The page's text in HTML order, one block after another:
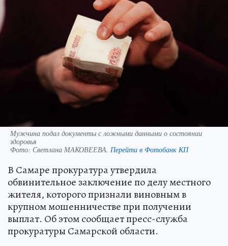
Мужчина подал документы с ложными данными о состоянии
здоровья
Фото: Светлана МАКОВЕЕВА. Перейти в Фотобанк КП
В Самаре прокуратура утвердила
обвинительное заключение по делу местного
жителя, которого признали виновным в
крупном мошенничестве при получении
выплат. Об этом сообщает пресс-служба
прокуратуры Самарской области.